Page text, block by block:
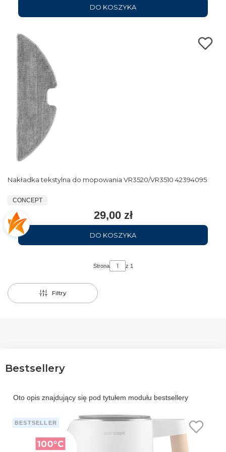
DO KOSZYKA
Nakładka tekstylna do mopowania VR3520/VR3510 42394095
CONCEPT
29,00 zł
DO KOSZYKA
Strona z 1
Filtry
Bestsellery
Oto opis znajdujący się pod tytułem modułu bestsellery
BESTSELLER